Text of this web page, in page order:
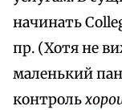
начинать
пр. (Хотя не
маленький
контроль